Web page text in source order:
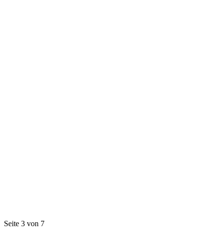
Seite 3 von 7